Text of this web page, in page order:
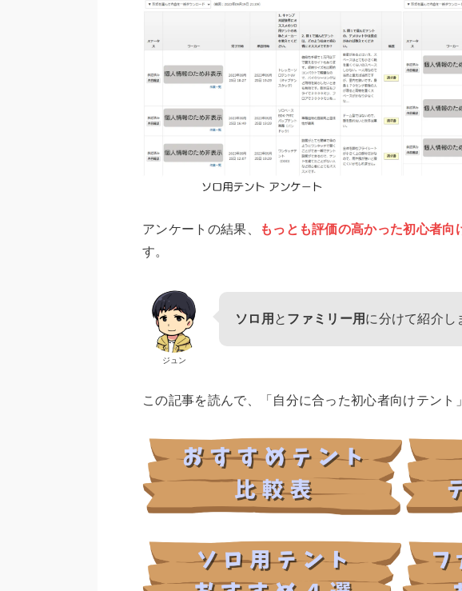
アンケートの結果、 もっとも評価の高かった初心者向
す。
ジュン
ソロ用 と ファミリー用 に分けて紹介し
この記事を読んで、「自分に合った初心者向けテント